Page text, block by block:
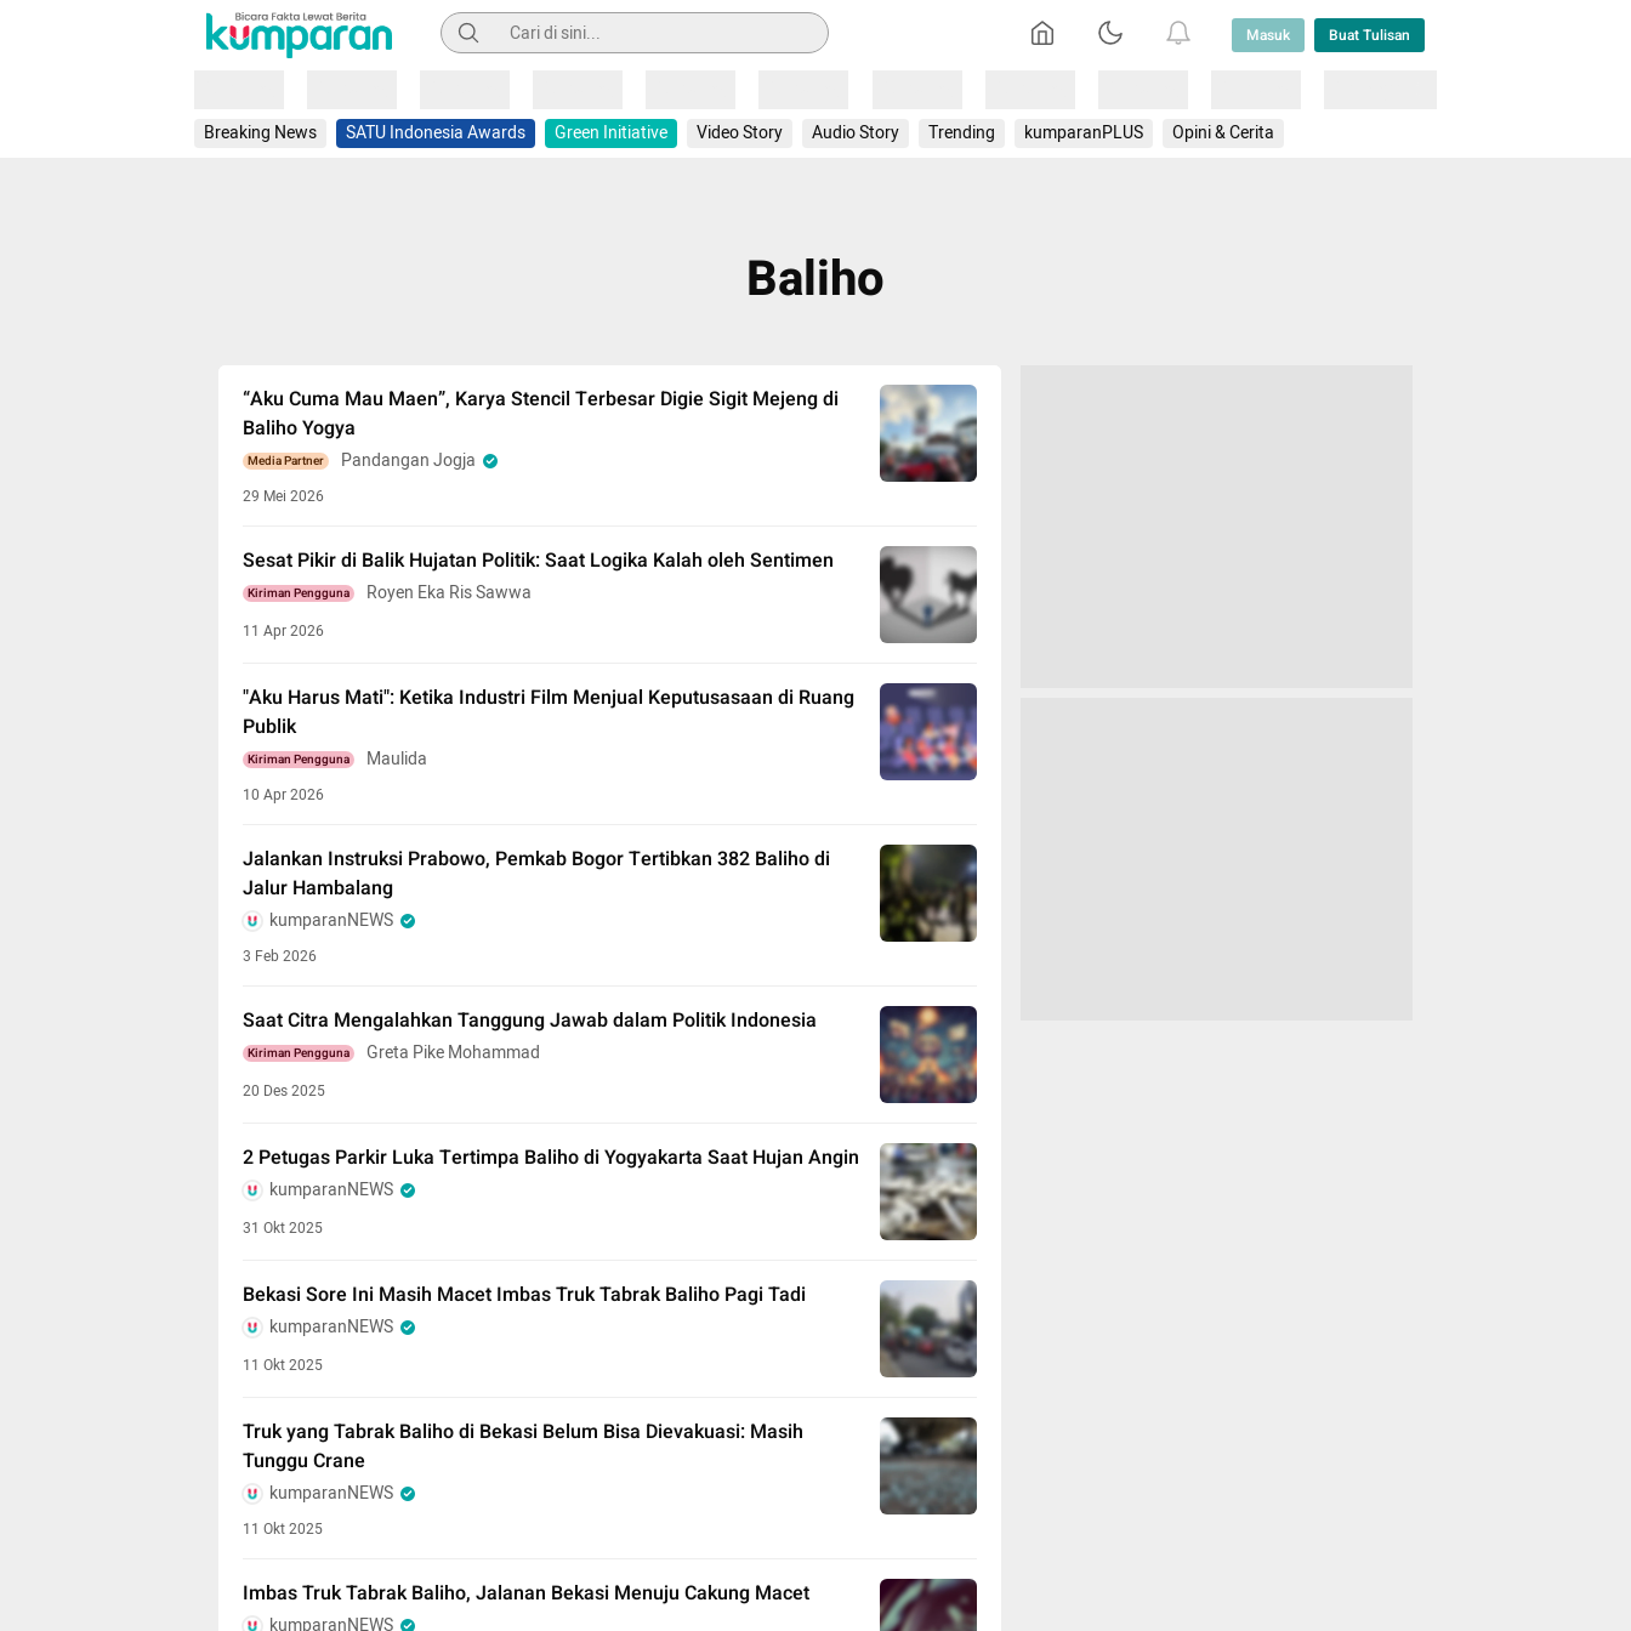
Pencarian Masuk Buat Tulisan
Breaking News SATU Indonesia Awards Green Initiative Video Story Audio Story Trending kumparanPLUS Opini & Cerita
Baliho
“Aku Cuma Mau Maen”, Karya Stencil Terbesar Digie Sigit Mejeng di
Baliho Yogya
Media Partner Pandangan Jogja
29 Mei 2026
Sesat Pikir di Balik Hujatan Politik: Saat Logika Kalah oleh Sentimen
Kiriman Pengguna Royen Eka Ris Sawwa
11 Apr 2026
"Aku Harus Mati": Ketika Industri Film Menjual Keputusasaan di Ruang
Publik
Kiriman Pengguna Maulida
10 Apr 2026
Jalankan Instruksi Prabowo, Pemkab Bogor Tertibkan 382 Baliho di
Jalur Hambalang
kumparanNEWS
3 Feb 2026
Saat Citra Mengalahkan Tanggung Jawab dalam Politik Indonesia
Kiriman Pengguna Greta Pike Mohammad
20 Des 2025
2 Petugas Parkir Luka Tertimpa Baliho di Yogyakarta Saat Hujan Angin
kumparanNEWS
31 Okt 2025
Bekasi Sore Ini Masih Macet Imbas Truk Tabrak Baliho Pagi Tadi
kumparanNEWS
11 Okt 2025
Truk yang Tabrak Baliho di Bekasi Belum Bisa Dievakuasi: Masih
Tunggu Crane
kumparanNEWS
11 Okt 2025
Imbas Truk Tabrak Baliho, Jalanan Bekasi Menuju Cakung Macet
kumparanNEWS